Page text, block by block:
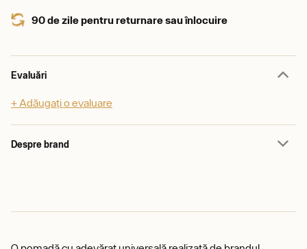
90 de zile pentru returnare sau înlocuire
Evaluări
+ Adăugați o evaluare
Despre brand